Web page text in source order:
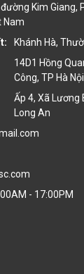
Kim Giang,
Nam
Khánh Hà,
14D1 Hồng
Công, TP Hà Nội
Ấp 4, Xã Lương
Long An
- 17:00PM